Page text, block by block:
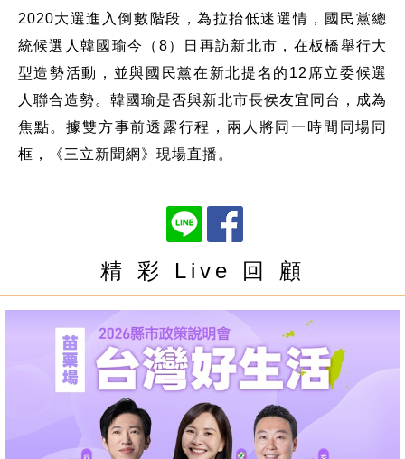
2020大選進入倒數階段，為拉抬低迷選情，國民黨總
統候選人韓國瑜今（8）日再訪新北市，在板橋舉行大
型造勢活動，並與國民黨在新北提名的12席立委候選
人聯合造勢。韓國瑜是否與新北市長侯友宜同台，成為
焦點。據雙方事前透露行程，兩人將同一時間同場同
框，《三立新聞網》現場直播。
精 彩 Live 回 顧